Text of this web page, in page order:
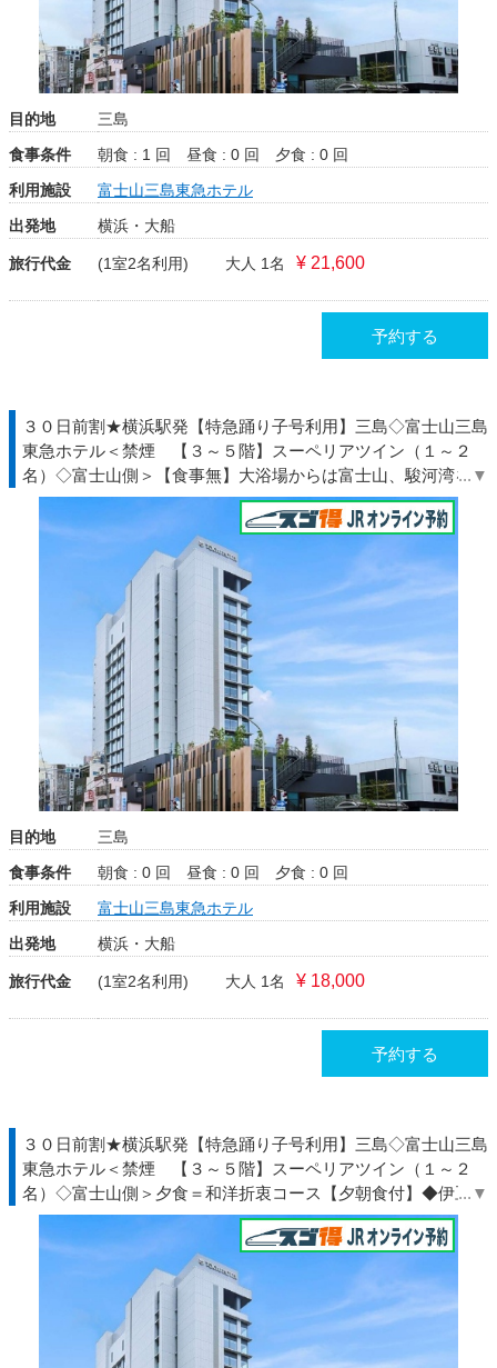
目的地
三島
食事条件
朝食 : 1 回 昼食 : 0 回
夕食 : 0 回
利用施設
富士山三島東急ホテル
出発地
横浜・大船
旅行代金 (1室2名利用) 大人 1名 ¥ 21,600
予約する
３０日前割★横浜駅発【特急踊り子号利用】三島◇富士山三島
東急ホテル＜禁煙 【３～５階】スーペリアツイン（１～２
名）◇富士山側＞【食事無】大浴場からは富士山、駿河湾を望
む大絶景！◆伊豆◇ＪＲきっぷ駅受取
目的地
三島
食事条件
朝食 : 0 回 昼食 : 0 回
夕食 : 0 回
利用施設
富士山三島東急ホテル
出発地
横浜・大船
旅行代金 (1室2名利用) 大人 1名 ¥ 18,000
予約する
３０日前割★横浜駅発【特急踊り子号利用】三島◇富士山三島
東急ホテル＜禁煙 【３～５階】スーペリアツイン（１～２
名）◇富士山側＞夕食＝和洋折衷コース【夕朝食付】◆伊豆◇
ＪＲきっぷ駅受取